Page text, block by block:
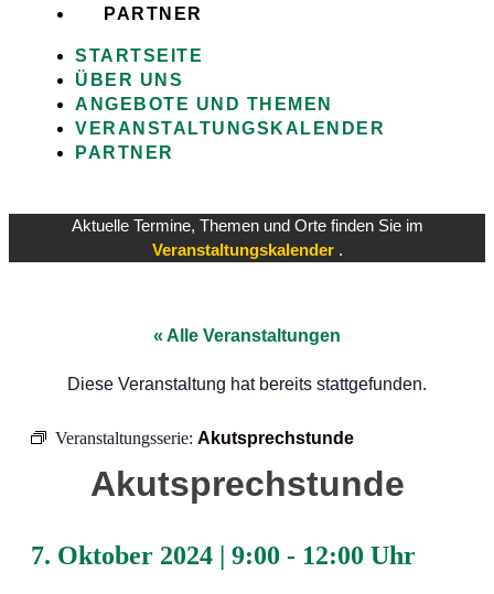
PARTNER
STARTSEITE
ÜBER UNS
ANGEBOTE UND THEMEN
VERANSTALTUNGSKALENDER
PARTNER
Aktuelle Termine, Themen und Orte finden Sie im
Veranstaltungskalender .
« Alle Veranstaltungen
Diese Veranstaltung hat bereits stattgefunden.
Veranstaltungsserie: Akutsprechstunde
Akutsprechstunde
7. Oktober 2024 9:00 - 12:00 Uhr